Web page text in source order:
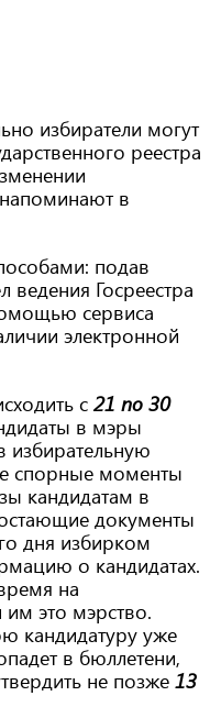
избиратели могут
реестра
в
подав
Госреестра
сервиса
электронной
с 21 по 30
в мэры
спорные моменты
кандидатам в
документы
дня избирком
о кандидатах.
на
это мэрство.
кандидатуру уже
в бюллетени,
не позже 13